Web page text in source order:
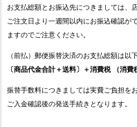
お支払総額とお振込先につきましては、
ご注文日より一週間以内にお振込確認が
ますのでご注意ください。
（前払）郵便振替決済のお支払総額は以
〔商品代金合計＋送料〕＋消費税 （消
振替手数料につきましては実費ご負担を
ご入金確認後の発送手続きとなります。